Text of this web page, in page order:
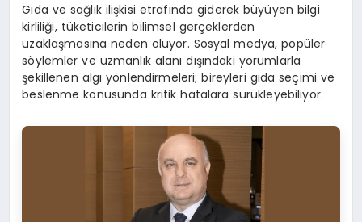
DIĞER
Gıda ve sağlık ilişkisi etrafında giderek büyüyen bilgi
kirliliği, tüketicilerin bilimsel gerçeklerden
uzaklaşmasına neden oluyor. Sosyal medya, popüler
söylemler ve uzmanlık alanı dışındaki yorumlarla
şekillenen algı yönlendirmeleri; bireyleri gıda seçimi ve
beslenme konusunda kritik hatalara sürükleyebiliyor.